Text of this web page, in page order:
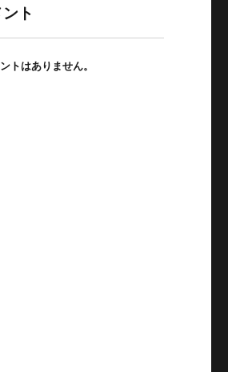
ト
トはありません。